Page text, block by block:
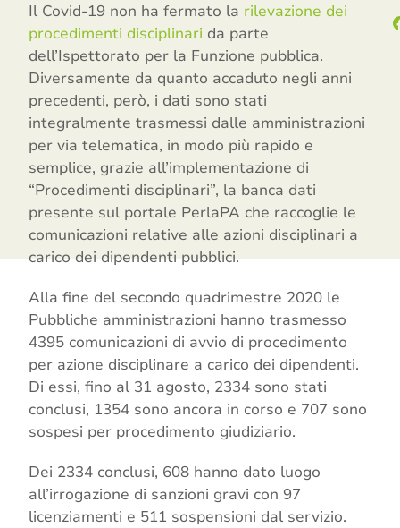
Il Covid-19 non ha fermato la rilevazione dei
procedimenti disciplinari da parte
dell’Ispettorato per la Funzione pubblica.
Diversamente da quanto accaduto negli anni
precedenti, però, i dati sono stati
integralmente trasmessi dalle amministrazioni
per via telematica, in modo più rapido e
semplice, grazie all’implementazione di
“Procedimenti disciplinari”, la banca dati
presente sul portale PerlaPA che raccoglie le
comunicazioni relative alle azioni disciplinari a
carico dei dipendenti pubblici.
Alla fine del secondo quadrimestre 2020 le
Pubbliche amministrazioni hanno trasmesso
4395 comunicazioni di avvio di procedimento
per azione disciplinare a carico dei dipendenti.
Di essi, fino al 31 agosto, 2334 sono stati
conclusi, 1354 sono ancora in corso e 707 sono
sospesi per procedimento giudiziario.
Dei 2334 conclusi, 608 hanno dato luogo
all’irrogazione di sanzioni gravi con 97
licenziamenti e 511 sospensioni dal servizio.